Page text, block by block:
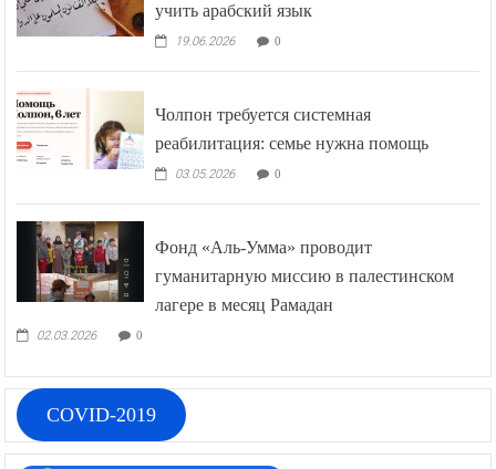
учить арабский язык
19.06.2026 0
Чолпон требуется системная
реабилитация: семье нужна помощь
03.05.2026 0
Фонд «Аль-Умма» проводит
гуманитарную миссию в палестинском
лагере в месяц Рамадан
02.03.2026 0
COVID-2019